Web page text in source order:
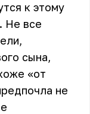
к этому
Не все
сына,
«от
не